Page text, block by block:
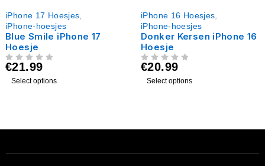
iPhone 17 Hoesjes,
iPhone-hoesjes
Blue Smile iPhone 17
Hoesje
€21.99
Select options
iPhone 16 Hoesjes,
iPhone-hoesjes
Donker Kersen iPhone 16
Hoesje
€20.99
Select options